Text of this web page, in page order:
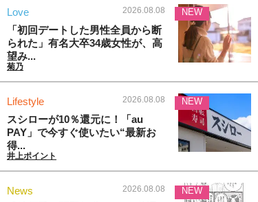
Love 2026.08.08
「初回デートした男性全員から断
られた」有名大卒34歳女性が、高
望み...
菊乃
NEW
Lifestyle 2026.08.08
スシローが10％還元に！「au
PAY」で今すぐ使いたい“最新お
得...
井上ポイント
NEW
News 2026.08.08 NEW